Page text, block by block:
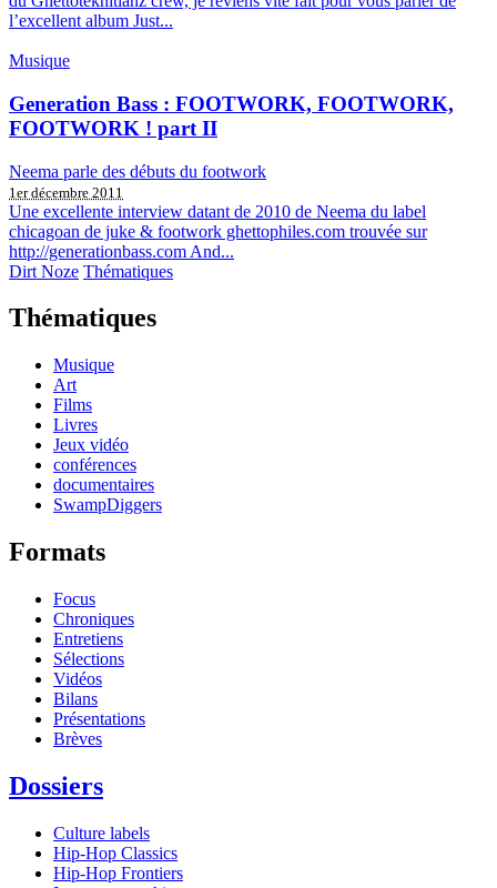
l’excellent album Just...
Musique
Generation Bass : FOOTWORK, FOOTWORK,
FOOTWORK ! part II
Neema parle des débuts du footwork
1er décembre 2011
Une excellente interview datant de 2010 de Neema du label
chicagoan de juke & footwork ghettophiles.com trouvée sur
http://generationbass.com And...
Dirt Noze Thématiques
Thématiques
Musique
Art
Films
Livres
Jeux vidéo
conférences
documentaires
SwampDiggers
Formats
Focus
Chroniques
Entretiens
Sélections
Vidéos
Bilans
Présentations
Brèves
Dossiers
Culture labels
Hip-Hop Classics
Hip-Hop Frontiers